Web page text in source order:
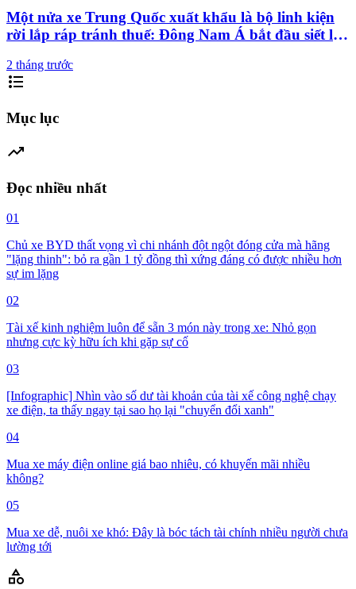
Một nửa xe Trung Quốc xuất khẩu là bộ linh kiện
rời lắp ráp tránh thuế: Đông Nam Á bắt đầu siết lại
2 tháng trước
format_list_bulleted
Mục lục
trending_up
Đọc nhiều nhất
01
Chủ xe BYD thất vọng vì chi nhánh đột ngột đóng cửa mà hãng
"lặng thinh": bỏ ra gần 1 tỷ đồng thì xứng đáng có được nhiều hơn
sự im lặng
02
Tài xế kinh nghiệm luôn để sẵn 3 món này trong xe: Nhỏ gọn
nhưng cực kỳ hữu ích khi gặp sự cố
03
[Infographic] Nhìn vào số dư tài khoản của tài xế công nghệ chạy
xe điện, ta thấy ngay tại sao họ lại "chuyển đổi xanh"
04
Mua xe máy điện online giá bao nhiêu, có khuyến mãi nhiều
không?
05
Mua xe dễ, nuôi xe khó: Đây là bóc tách tài chính nhiều người chưa
lường tới
category